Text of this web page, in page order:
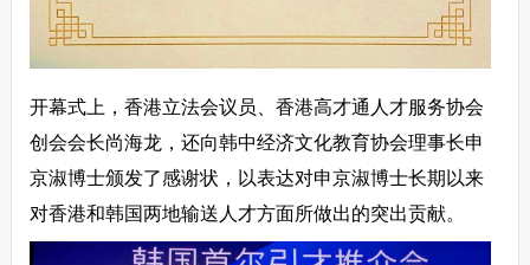
开幕式上，香港立法会议员、香港高才通人才服务协会
创会会长尚海龙，还向韩中经济文化教育协会理事长申
京淑博士颁发了感谢状，以表达对申京淑博士长期以来
对香港和韩国两地输送人才方面所做出的突出贡献。